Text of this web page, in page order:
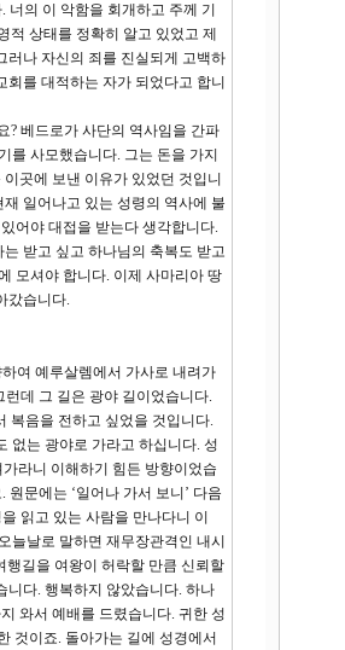
의 이 악함을 회개하고 주께 기
적 상태를 정확히 알고 있었고 제
러나 자신의 죄를 진실되게 고백하
를 대적하는 자가 되었다고 합니
? 베드로가 사단의 역사임을 간파
를 사모했습니다. 그는 돈을 가지
곳에 보낸 이유가 있었던 것입니
일어나고 있는 성령의 역사에 불
어야 대접을 받는다 생각합니다.
받고 싶고 하나님의 축복도 받고
모셔야 합니다. 이제 사마리아 땅
갔습니다.
여 예루살렘에서 가사로 내려가
데 그 길은 광야 길이었습니다.
복음을 전하고 싶었을 것입니다.
없는 광야로 가라고 하십니다. 성
라니 이해하기 힘든 방향이었습
문에는 ‘일어나 가서 보니’ 다음
읽고 있는 사람을 만나다니 이
늘날로 말하면 재무장관격인 내시
행길을 여왕이 허락할 만큼 신뢰할
니다. 행복하지 않았습니다. 하나
와서 예배를 드렸습니다. 귀한 성
것이죠. 돌아가는 길에 성경에서